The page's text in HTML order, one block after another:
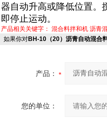
器自动升高或降低位置。
即停止运动。
产品相关关键字： 混合料拌和机 沥青
如果你对BH-10（20）沥青自动混合
产品：
您的单位：